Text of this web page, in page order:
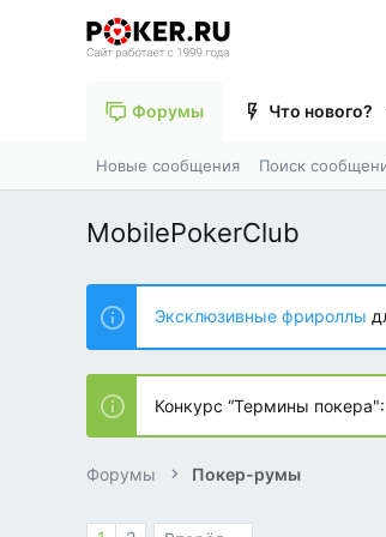
Форумы Что нового?
Новые сообщения Поиск
MobilePokerClub
Эксклюзивные фрироллы
Конкурс “Термины покера":
Форумы Покер-румы